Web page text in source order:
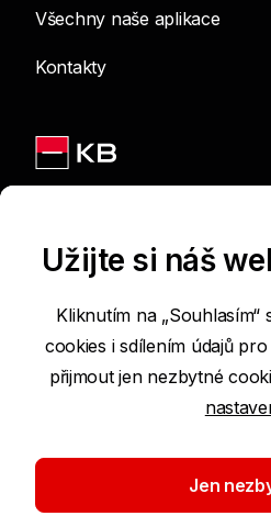
Všechny naše aplikace
Kontakty
Podmínky používání
Prohlášení o přístupnosti
Ochrana osobních údajů
Užijte si náš
Kliknutím na
cookies i sdílením údajů
přijmout jen nezbytné
Jen